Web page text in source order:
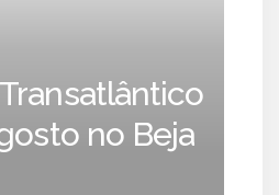
no Beja